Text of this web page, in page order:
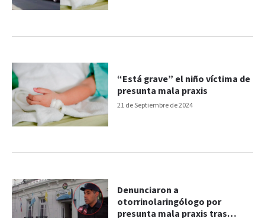
21 de Septiembre de 2024
“Está grave” el niño víctima de
presunta mala praxis
Denunciaron a
otorrinolaringólogo por
presunta mala praxis tras